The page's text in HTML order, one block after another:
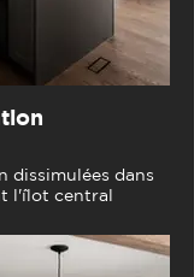
dissimulées dans
l'îlot central